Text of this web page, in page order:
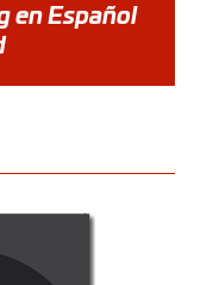
en Español